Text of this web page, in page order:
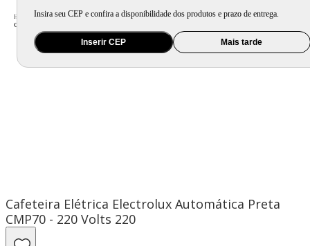
Insira seu CEP e confira a disponibilidade dos produtos e prazo de entrega.
Inserir CEP Mais tarde
Home Eletroportátil / Máquina de Café e Preparação de Bebida / Cafeteira Elétrica /
Cafeteira Elétrica Electrolux Automática Preta CMP70 - 220 Volts
Cafeteira Elétrica Electrolux Automática Preta
CMP70 - 220 Volts 220